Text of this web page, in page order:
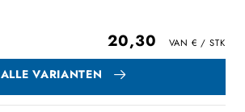
20,30
ALLE VARIANTEN